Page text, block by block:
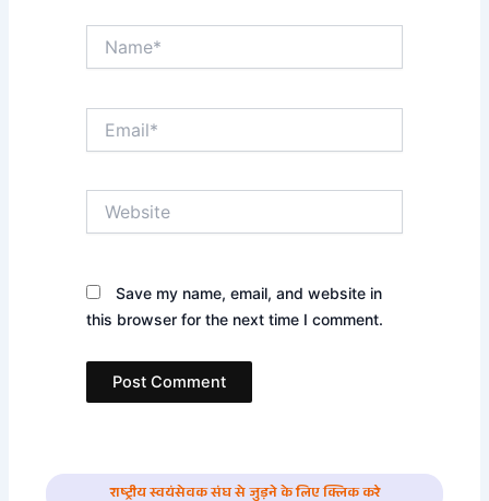
Save my name, email, and website in
this browser for the next time I comment.
राष्ट्रीय स्वयंसेवक संघ से जुड़ने के लिए क्लिक करे